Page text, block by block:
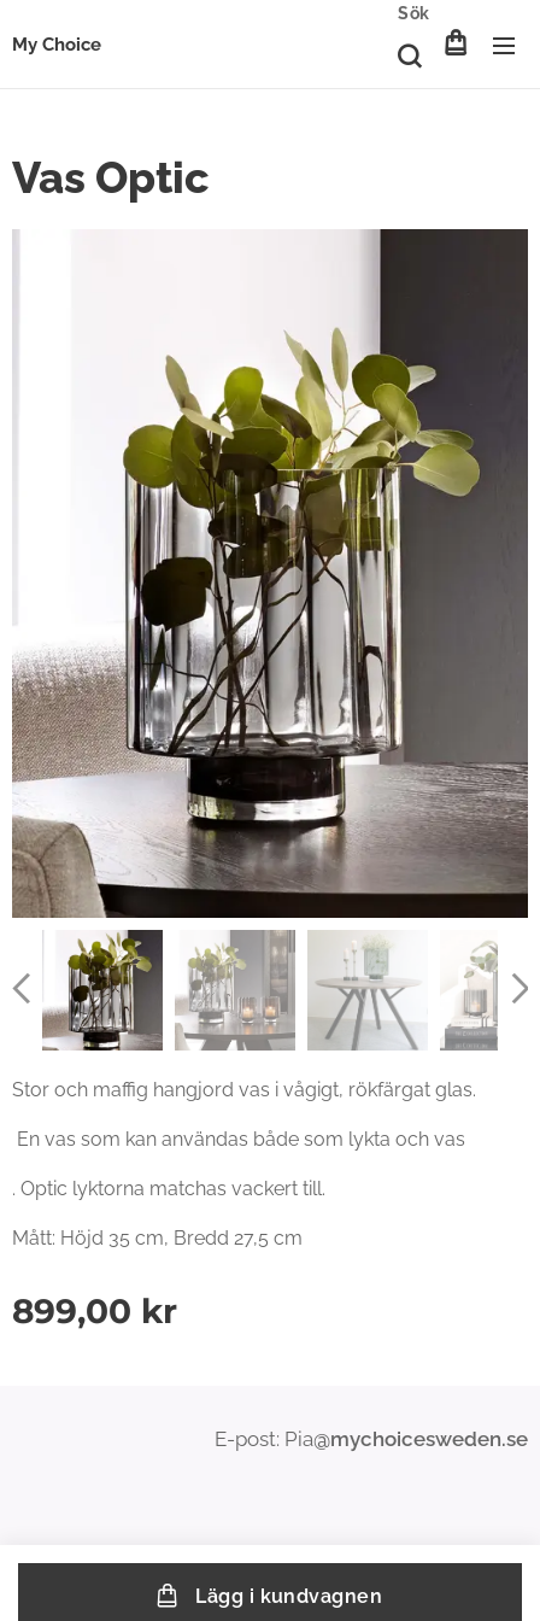
My Choice
Sök
Vas Optic
Stor och maffig hangjord vas i vågigt, rökfärgat glas.
En vas som kan användas både som lykta och vas
. Optic lyktorna matchas vackert till.
Mått: Höjd 35 cm, Bredd 27,5 cm
899,00 kr
Lägg i kundvagnen
E-post: Pia@mychoicesweden.se